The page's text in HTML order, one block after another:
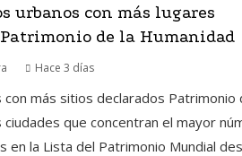
urbanos con más lugares
de la Humanidad
Hace 3 días
con más sitios declarados Patrimonio
ciudades que concentran el mayor
en la Lista del Patrimonio Mundial